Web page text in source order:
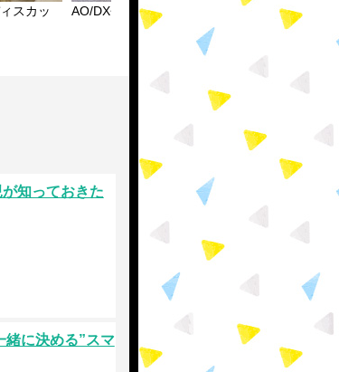
スカッ
AO/DX会員様専用space メンバ
知っておきた
緒に決める”スマ